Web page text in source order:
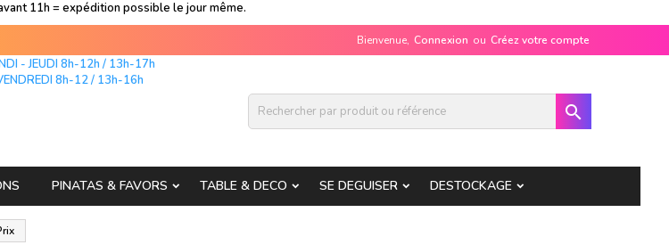
11h = expédition possible le jour même.
Bienvenue, Connexion ou Créez votre compte

- JEUDI 8h-12h / 13h-17h
8h-12 / 13h-16h
PINATAS & FAVORS TABLE & DECO SE DEGUISER DESTOCKAGE